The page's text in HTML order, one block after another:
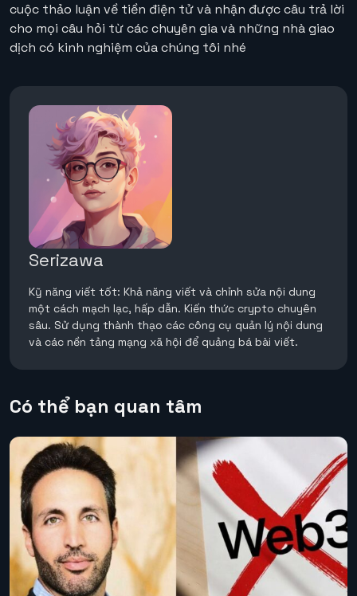
cuộc thảo luận về tiền điện tử và nhận được câu trả lời
cho mọi câu hỏi từ các chuyên gia và những nhà giao
dịch có kinh nghiệm của chúng tôi nhé
Serizawa
Kỹ năng viết tốt: Khả năng viết và chỉnh sửa nội dung
một cách mạch lạc, hấp dẫn. Kiến thức crypto chuyên
sâu. Sử dụng thành thạo các công cụ quản lý nội dung
và các nền tảng mạng xã hội để quảng bá bài viết.
Có thể bạn quan tâm